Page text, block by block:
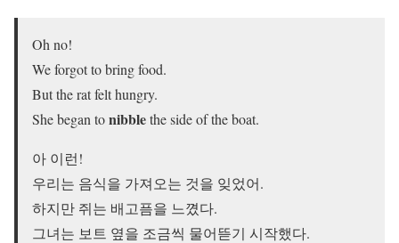
Oh no!
We forgot to bring food.
But the rat felt hungry.
She began tonibblethe side of the boat.
아 이런!
우리는 음식을 가져오는 것을 잊었어.
하지만 쥐는 배고픔을 느꼈다.
그녀는 보트 옆을 조금씩 물어뜯기 시작했다.